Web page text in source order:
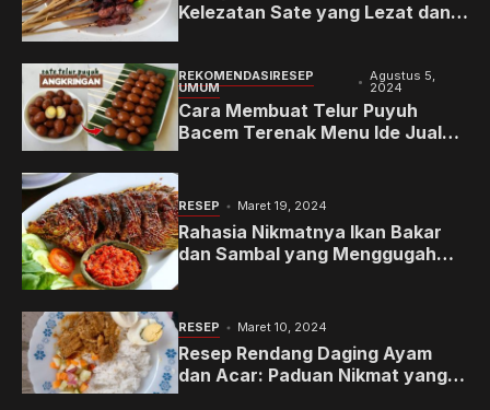
Kelezatan Sate yang Lezat dan
REKOMENDASIRESEP
UMUM
Agustus 5,
2024
Cara Membuat Telur Puyuh
Bacem Terenak Menu Ide Jualan
dengan Omset Tinggi
RESEP Maret 19, 2024
Rahasia Nikmatnya Ikan Bakar
dan Sambal yang Menggugah
RESEP Maret 10, 2024
Resep Rendang Daging Ayam
dan Acar: Paduan Nikmat yang
Bikin Nagih